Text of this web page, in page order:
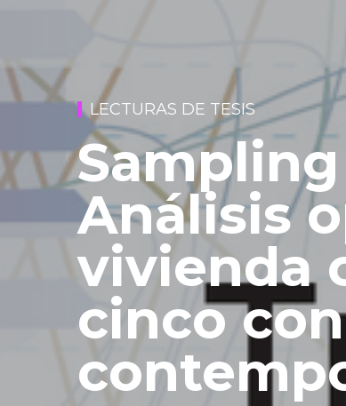
LECTURAS DE TESIS
Análisis
vivienda
cinco